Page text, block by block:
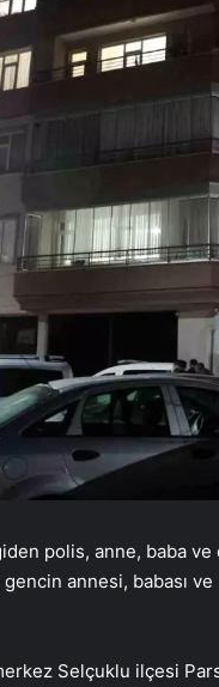
polis, anne, baba
gencin annesi, babası
Selçuklu ilçesi